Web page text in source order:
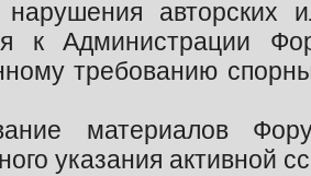
авторских
к Администрации
требованию
материалов
указания активной